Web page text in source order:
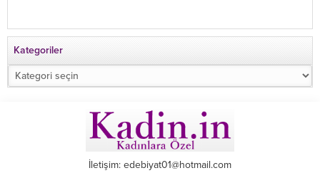
Kategoriler
Kategoriler
İletişim: edebiyat01@hotmail.com